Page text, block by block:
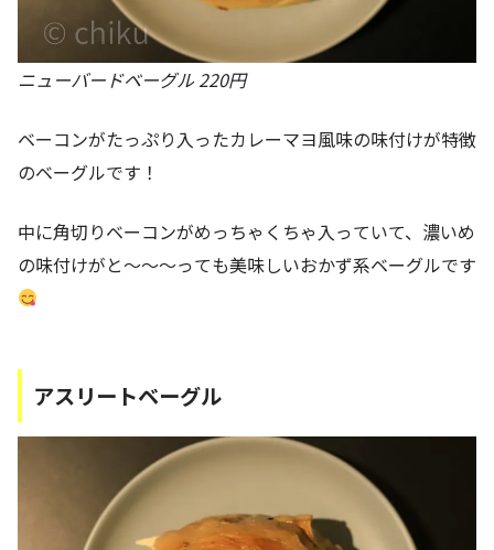
ニューバードベーグル 220円
ベーコンがたっぷり入ったカレーマヨ風味の味付けが特徴
のベーグルです！
中に角切りベーコンがめっちゃくちゃ入っていて、濃いめ
の味付けがと～～～っても美味しいおかず系ベーグルです
アスリートベーグル